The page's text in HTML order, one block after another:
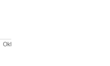
Oktober 2025